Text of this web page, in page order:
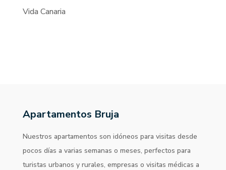
Vida Canaria
Apartamentos Bruja
Nuestros apartamentos son idóneos para visitas desde
pocos días a varias semanas o meses, perfectos para
turistas urbanos y rurales, empresas o visitas médicas a